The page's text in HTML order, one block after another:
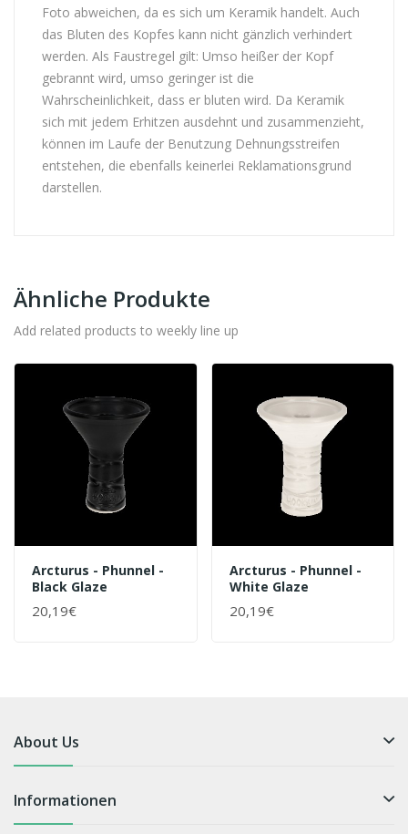
Foto abweichen, da es sich um Keramik handelt. Auch
das Bluten des Kopfes kann nicht gänzlich verhindert
werden. Als Faustregel gilt: Umso heißer der Kopf
gebrannt wird, umso geringer ist die
Wahrscheinlichkeit, dass er bluten wird. Da Keramik
sich mit jedem Erhitzen ausdehnt und zusammenzieht,
können im Laufe der Benutzung Dehnungsstreifen
entstehen, die ebenfalls keinerlei Reklamationsgrund
darstellen.
Ähnliche Produkte
Add related products to weekly line up
Arcturus - Phunnel -
Black Glaze
20,19€
Arcturus - Phunnel -
White Glaze
20,19€
About Us
Informationen